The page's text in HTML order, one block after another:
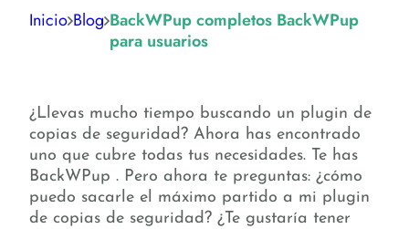
Inicio Blog BackWPup completos BackWPup
para usuarios
¿Llevas mucho tiempo buscando un plugin de
copias de seguridad? Ahora has encontrado
uno que cubre todas tus necesidades. Te has
BackWPup . Pero ahora te preguntas: ¿cómo
puedo sacarle el máximo partido a mi plugin
de copias de seguridad? ¿Te gustaría tener